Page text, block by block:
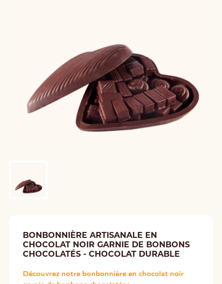
BONBONNIÈRE ARTISANALE EN
CHOCOLAT NOIR GARNIE DE BONBONS
CHOCOLATÉS - CHOCOLAT DURABLE
Découvrez notre bonbonnière en chocolat noir